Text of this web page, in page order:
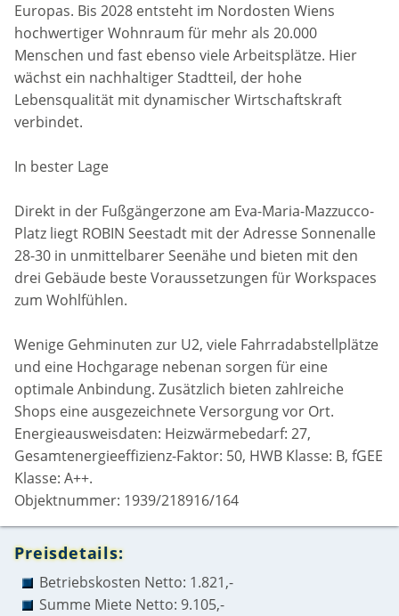
Europas. Bis 2028 entsteht im Nordosten Wiens
hochwertiger Wohnraum für mehr als 20.000
Menschen und fast ebenso viele Arbeitsplätze. Hier
wächst ein nachhaltiger Stadtteil, der hohe
Lebensqualität mit dynamischer Wirtschaftskraft
verbindet.
In bester Lage
Direkt in der Fußgängerzone am Eva-Maria-Mazzucco-
Platz liegt ROBIN Seestadt mit der Adresse Sonnenalle
28-30 in unmittelbarer Seenähe und bieten mit den
drei Gebäude beste Voraussetzungen für Workspaces
zum Wohlfühlen.
Wenige Gehminuten zur U2, viele Fahrradabstellplätze
und eine Hochgarage nebenan sorgen für eine
optimale Anbindung. Zusätzlich bieten zahlreiche
Shops eine ausgezeichnete Versorgung vor Ort.
Energieausweisdaten: Heizwärmebedarf: 27,
Gesamtenergieeffizienz-Faktor: 50, HWB Klasse: B, fGEE
Klasse: A++.
Objektnummer: 1939/218916/164
Preisdetails:
Betriebskosten Netto: 1.821,-
Summe Miete Netto: 9.105,-